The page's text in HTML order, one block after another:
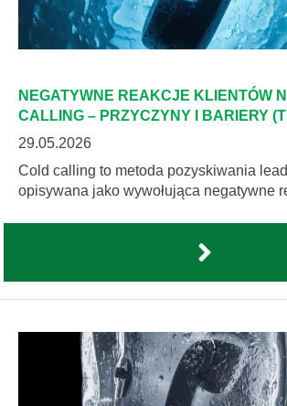
NEGATYWNE REAKCJE KLIENTÓW
CALLING – PRZYCZYNY I BARIERY
29.05.2026
Cold calling to metoda pozyskiwania
opisywana jako wywołująca negatywne